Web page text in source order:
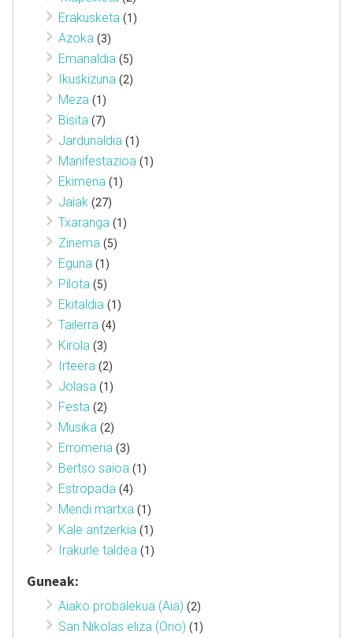
Erakusketa (1)
Azoka (3)
Emanaldia (5)
Ikuskizuna (2)
Meza (1)
Bisita (7)
Jardunaldia (1)
Manifestazioa (1)
Ekimena (1)
Jaiak (27)
Txaranga (1)
Zinema (5)
Eguna (1)
Pilota (5)
Ekitaldia (1)
Tailerra (4)
Kirola (3)
Irteera (2)
Jolasa (1)
Festa (2)
Musika (2)
Erromeria (3)
Bertso saioa (1)
Estropada (4)
Mendi martxa (1)
Kale antzerkia (1)
Irakurle taldea (1)
Guneak:
Aiako probalekua (Aia) (2)
San Nikolas eliza (Orio) (1)